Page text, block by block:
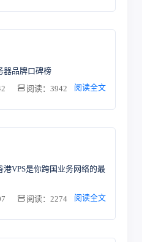
器品牌口碑榜
阅读：3942 阅读全文
港VPS是你跨国业务网络的最
阅读：2274 阅读全文